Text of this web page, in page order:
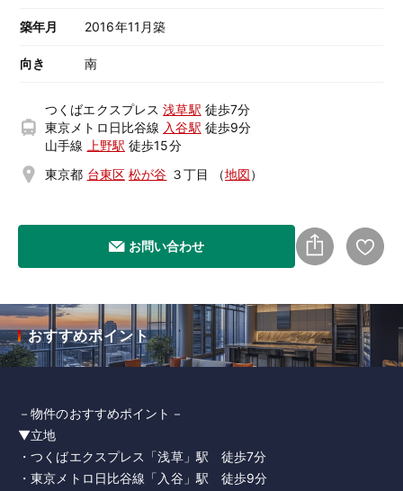
築年月 2016年11月築
向き 南
つくばエクスプレス浅草駅 徒歩7分
東京メトロ日比谷線 入谷駅 徒歩9分
山手線
上野駅 徒歩15分
東京都 台東区 松が谷 ３丁目 （地図）
お問い合わせ
おすすめポイント
－物件のおすすめポイント－
▼立地
・つくばエクスプレス「浅草」駅 徒歩7分
・東京メトロ日比谷線「入谷」駅 徒歩9分